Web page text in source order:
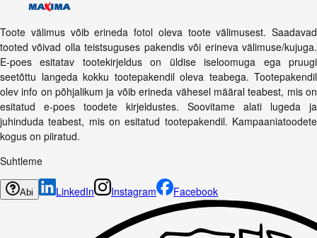
Toote välimus võib erineda fotol oleva toote välimusest. Saadavad
tooted võivad olla teistsuguses pakendis või erineva välimuse/kujuga.
E-poes esitatav tootekirjeldus on üldise iseloomuga ega pruugi
seetõttu langeda kokku tootepakendil oleva teabega. Tootepakendil
olev info on põhjalikum ja võib erineda vähesel määral teabest, mis on
esitatud e-poes toodete kirjeldustes. Soovitame alati lugeda ja
juhinduda teabest, mis on esitatud tootepakendil. Kampaaniatoodete
kogus on piiratud.
Suhtleme
Abi LinkedIn Instagram Facebook